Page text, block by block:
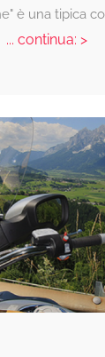
è una tipica
... continua: >